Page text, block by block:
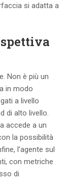
si adatta a
Non è più un
in modo
a livello
di alto livello.
accede a un
la possibilità
l’agente sul
con metriche
di